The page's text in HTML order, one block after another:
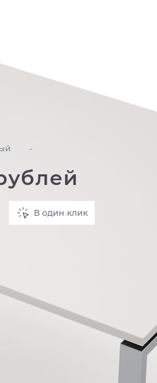
-
В один клик